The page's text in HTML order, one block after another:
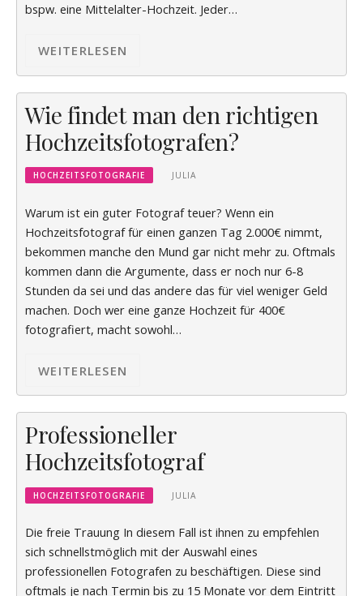
bspw. eine Mittelalter-Hochzeit. Jeder…
WEITERLESEN
Wie findet man den richtigen
Hochzeitsfotografen?
HOCHZEITSFOTOGRAFIE JULIA
Warum ist ein guter Fotograf teuer? Wenn ein
Hochzeitsfotograf für einen ganzen Tag 2.000€ nimmt,
bekommen manche den Mund gar nicht mehr zu. Oftmals
kommen dann die Argumente, dass er noch nur 6-8
Stunden da sei und das andere das für viel weniger Geld
machen. Doch wer eine ganze Hochzeit für 400€
fotografiert, macht sowohl…
WEITERLESEN
Professioneller
Hochzeitsfotograf
HOCHZEITSFOTOGRAFIE JULIA
Die freie Trauung In diesem Fall ist ihnen zu empfehlen
sich schnellstmöglich mit der Auswahl eines
professionellen Fotografen zu beschäftigen. Diese sind
oftmals je nach Termin bis zu 15 Monate vor dem Eintritt